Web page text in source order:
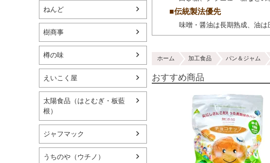
ねんど
樹商事
樽の味
えいこく屋
太陽食品（はとむぎ・板藍
根）
ジャフマック
うちのや（ウチノ）
■伝統製法優先
味噌・醤油は長期熟成、油は
ホーム 加工食品 パン＆ジャム
おすすめ商品